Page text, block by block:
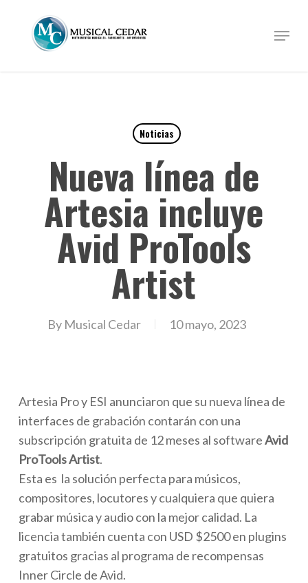
Menu
Noticias
Nueva línea de
Artesia incluye
Avid ProTools
Artist
By Musical Cedar 10 mayo, 2023
Artesia Pro y ESI anunciaron que su nueva línea de
interfaces de grabación contarán con una
subscripción gratuita de 12 meses al softwareAvid
ProTools Artist.
Esta es la solución perfecta para músicos,
compositores, locutores y cualquiera que quiera
grabar música y audio con la mejor calidad. La
licencia también cuenta con USD $2500 en plugins
gratuitos gracias al programa de recompensas
Inner Circle de Avid.
Close